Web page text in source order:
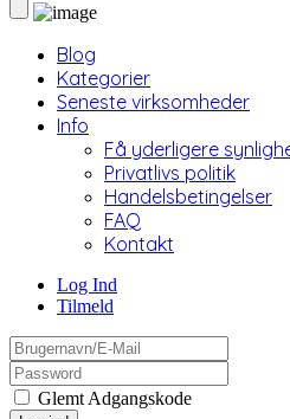
Blog
Kategorier
Seneste virksomheder
Info
Få yderligere
Privatlivs politik
Handelsbetingelser
FAQ
Kontakt
Log Ind
Tilmeld
Glemt Adgangskode